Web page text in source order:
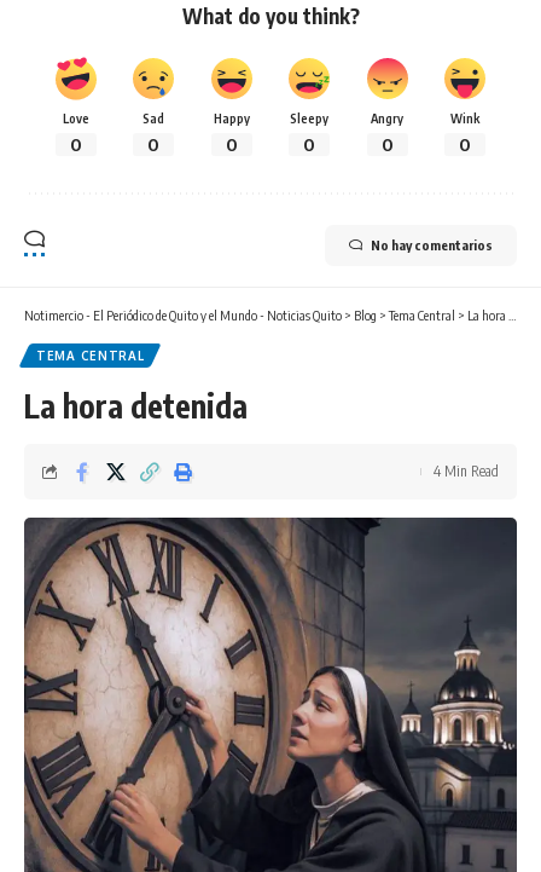
What do you think?
Love
0
Sad
0
Happy
0
Sleepy
0
Angry
0
Wink
0
No hay comentarios
Notimercio - El Periódico de Quito y el Mundo - Noticias Quito > Blog >Tema Central > La hora detenida
TEMA CENTRAL
La hora detenida
4 Min Read